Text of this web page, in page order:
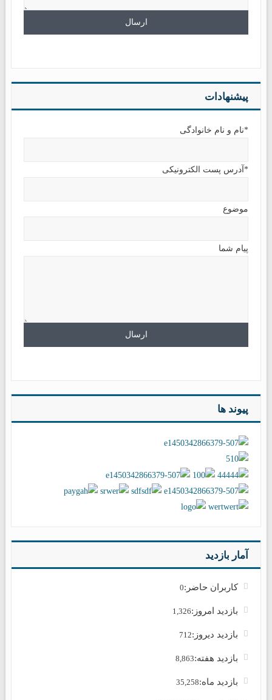
پیشنهادات
*نام و نام خانوادگی
*آدرس پست الکترونیکی
موضوع
پیام شما
پیوند ها
آمار بازدید
کاربران حاضر:0
بازدید امروز:1,326
بازدید دیروز:712
بازدید هفته:8,863
بازدید ماه:35,258